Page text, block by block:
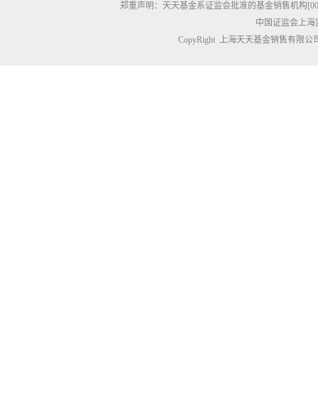
郑重声明： 天天基金系证监会批准的基金销售机构
中国证监会上
CopyRight 上海天天基金销售有限